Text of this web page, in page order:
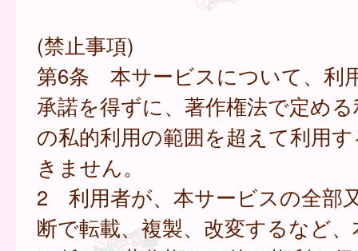
(禁止事項)
第6条 本サービスについて、利
承諾を得ずに、著作権法で定め
の私的利用の範囲を超えて利用
きません。
2 利用者が、本サービスの全部
断で転載、複製、改変するなど